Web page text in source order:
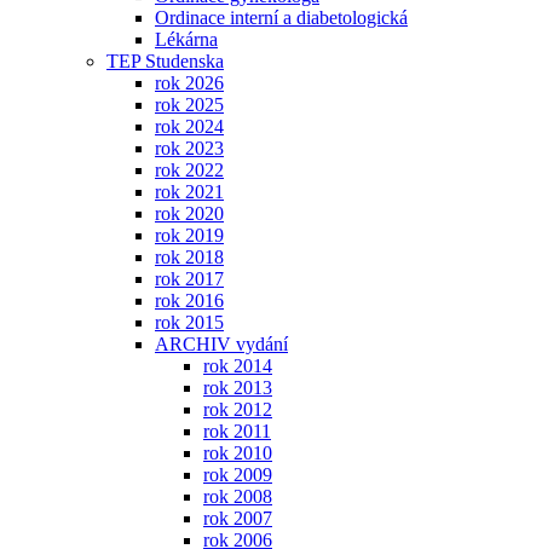
Ordinace interní a diabetologická
Lékárna
TEP Studenska
rok 2026
rok 2025
rok 2024
rok 2023
rok 2022
rok 2021
rok 2020
rok 2019
rok 2018
rok 2017
rok 2016
rok 2015
ARCHIV vydání
rok 2014
rok 2013
rok 2012
rok 2011
rok 2010
rok 2009
rok 2008
rok 2007
rok 2006